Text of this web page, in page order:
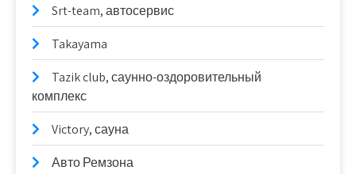
Srt-team, автосервис
Takayama
Tazik club, саунно-оздоровительный
комплекс
Victory, сауна
Авто Ремзона